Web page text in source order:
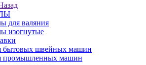
для валяния
изогнутые
бытовых швейных машин
промышленных машин